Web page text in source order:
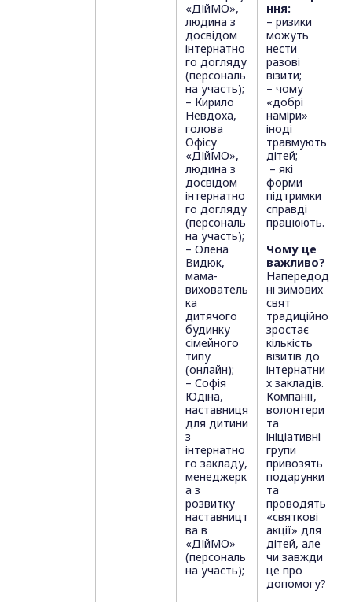
«ДІйМО»,
людина з
досвідом
інтернатно
го догляду
(персональ
на участь);
– Кирило
Невдоха,
голова
Офісу
«ДІйМО»,
людина з
досвідом
інтернатно
го догляду
(персональ
на участь);
– Олена
Видюк,
мама-
вихователь
ка
дитячого
будинку
сімейного
типу
(онлайн);
– Софія
Юдіна,
наставниця
для дитини
з
інтернатно
го закладу,
менеджерк
а з
розвитку
наставницт
ва в
«ДІйМО»
(персональ
на участь);
ння:
– ризики
можуть
нести
разові
візити;
– чому
«добрі
наміри»
іноді
травмують
дітей;
– які
форми
підтримки
справді
працюють.
Чому це
важливо?
Напередод
ні зимових
свят
традиційно
зростає
кількість
візитів до
інтернатни
х закладів.
Компанії,
волонтери
та
ініціативні
групи
привозять
подарунки
та
проводять
«святкові
акції» для
дітей, але
чи завжди
це про
допомогу?